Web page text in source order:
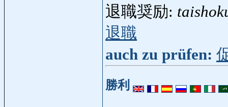
退職奨励:
退職
auch zu prüfen:
勝利